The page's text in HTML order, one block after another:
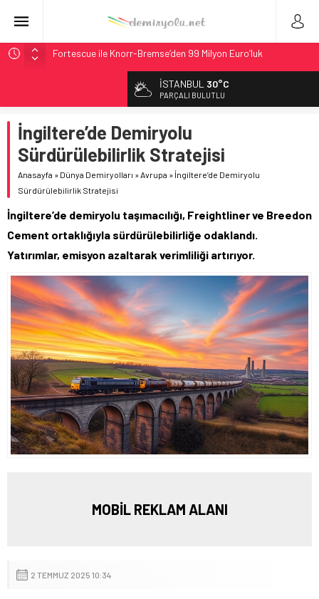
Fortescue ile Knorr-Bremse’den 99 Milyon Euro’luk
Stadler, Austin’e 21 CITYLINK Hafif Raylı Aracı Tedarik
9,9 Milyar Dolarlık Mor Hat’ta Tel Testleri Başladı
Utah’ta 31 Milyon Dolarlık Proje Trafik Çilesini Bitiriyor
CRRC, Salvador Metrosu İçin 83,9 Milyon Euro’luk Anlaşma
İmzaladı
İSTANBUL 30°C
PARÇALI BULUTLU
İngiltere’de Demiryolu
Sürdürülebilirlik Stratejisi
Anasayfa » Dünya Demiryolları »Avrupa » İngiltere’de Demiryolu
Sürdürülebilirlik Stratejisi
İngiltere’de demiryolu taşımacılığı, Freightliner ve Breedon
Cement ortaklığıyla sürdürülebilirliğe odaklandı.
Yatırımlar, emisyon azaltarak verimliliği artırıyor.
MOBİL REKLAM ALANI
2 TEMMUZ 2025 10:34